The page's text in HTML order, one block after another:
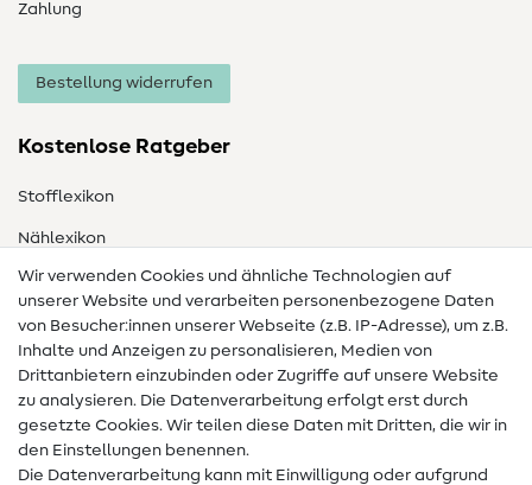
Zahlung
Bestellung widerrufen
Kostenlose Ratgeber
Stofflexikon
Nählexikon
Nähanleitungen
Hilfe & Kontakt
Kontakt
Infos zum Betreiberwechsel
Wir verwenden Cookies und ähnliche Technologien auf
unserer Website und verarbeiten personenbezogene Daten
von Besucher:innen unserer Webseite (z.B. IP-Adresse), um z.B.
Inhalte und Anzeigen zu personalisieren, Medien von
Drittanbietern einzubinden oder Zugriffe auf unsere Website
zu analysieren. Die Datenverarbeitung erfolgt erst durch
gesetzte Cookies. Wir teilen diese Daten mit Dritten, die wir in
den Einstellungen benennen.
Die Datenverarbeitung kann mit Einwilligung oder aufgrund